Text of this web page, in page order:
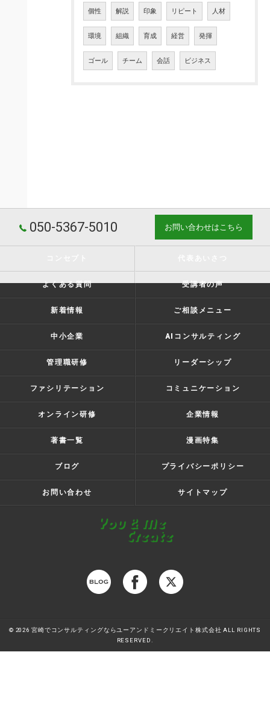
個性 解説 印象 リピート 人材
環境 組織 育成 経営 発揮
ゴール チーム 会話 ビジネス
050-5367-5010 お問い合わせはこちら
よくある質問 受講者の声
新着情報 ご相談メニュー
中小企業 AIコンサルティング
管理職研修 リーダーシップ
ファシリテーション コミュニケーション
オンライン研修 企業情報
著書一覧 漫画特集
ブログ プライバシーポリシー
お問い合わせ サイトマップ
© 2026 宮崎でコンサルティングならユーアンドミークリエイト株式会社 ALL RIGHTS
RESERVED.